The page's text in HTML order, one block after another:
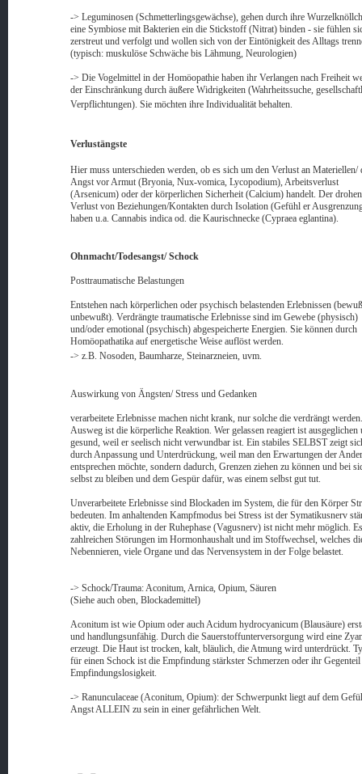
-> Leguminosen (Schmetterlingsgewächse), gehen durch ihre
eine Symbiose mit Bakterien ein die Stickstoff (Nitrat) binden - sie fühlen
zerstreut und verfolgt und wollen sich von der Eintönigkeit des Alltags
(typisch: muskulöse Schwäche bis Lähmung, Neurologien)
-> Die Vogelmittel in der Homöopathie haben ihr Verlangen nach Freiheit
der Einschränkung durch äußere Widrigkeiten (Wahrheitssuche,
Verpflichtungen). Sie möchten ihre Individualität behalten.
Verlustängste
Hier muss unterschieden werden, ob es sich um den Verlust an Materiellen/
Angst vor Armut (Bryonia, Nux-vomica, Lycopodium), Arbeitsverlust
(Arsenicum) oder der körperlichen Sicherheit (Calcium) handelt. Der
Verlust von Beziehungen/Kontakten durch Isolation (Gefühl er
haben u.a. Cannabis indica od. die Kaurischnecke (Cypraea eglantina).
Ohnmacht/Todesangst/ Schock
Posttraumatische Belastungen
Entstehen nach körperlichen oder psychisch belastenden Erlebnissen
unbewußt). Verdrängte traumatische Erlebnisse sind im Gewebe (physisch)
und/oder emotional (psychisch) abgespeicherte Energien. Sie können durch
Homöopathatika auf energetische Weise auflöst werden.
-> z.B. Nosoden, Baumharze, Steinarzneien, uvm.
Auswirkung von Ängsten/ Stress und Gedanken
verarbeitete Erlebnisse machen nicht krank, nur solche die verdrängt
Ausweg ist die körperliche Reaktion. Wer gelassen reagiert ist ausgeglichen
gesund, weil er seelisch nicht verwundbar ist. Ein stabiles SELBST zeigt
durch Anpassung und Unterdrückung, weil man den Erwartungen der
entsprechen möchte, sondern dadurch, Grenzen ziehen zu können und bei
selbst zu bleiben und dem Gespür dafür, was einem selbst gut tut.
Unverarbeitete Erlebnisse sind Blockaden im System, die für den Körper
bedeuten. Im anhaltenden Kampfmodus bei Stress ist der Symatikusnerv
aktiv, die Erholung in der Ruhephase (Vagusnerv) ist nicht mehr möglich.
zahlreichen Störungen im Hormonhaushalt und im Stoffwechsel, welches
Nebennieren, viele Organe und das Nervensystem in der Folge belastet.
-> Schock/Trauma: Aconitum, Arnica, Opium, Säuren
(Siehe auch oben, Blockademittel)
Aconitum ist wie Opium oder auch Acidum hydrocyanicum (Blausäure)
und handlungsunfähig. Durch die Sauerstoffunterversorgung wird eine
erzeugt. Die Haut ist trocken, kalt, bläulich, die Atmung wird unterdrückt.
für einen Schock ist die Empfindung stärkster Schmerzen oder ihr Gegenteil
Empfindungslosigkeit.
-> Ranunculaceae (Aconitum, Opium): der Schwerpunkt liegt auf dem
Angst ALLEIN zu sein in einer gefährlichen Welt.